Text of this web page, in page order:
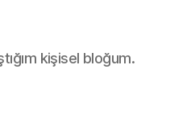
kişisel bloğum.